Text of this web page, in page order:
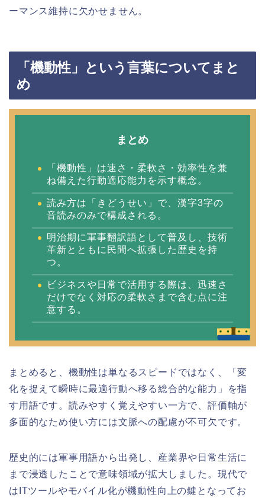
ーマンス維持に欠かせません。
「機動性」という言葉についてまと
め
まとめ
「機動性」は速さ・柔軟さ・効率性を兼
ね備えた行動適応能力を示す概念。
読み方は「きどうせい」で、漢字3字の
音読みのみで構成される。
明治期に軍事翻訳語として普及し、技術
革新とともに民間へ拡張した歴史を持
つ。
ビジネスや日常で活用する際は、迅速さ
だけでなく対応の柔軟さまで含む点に注
意する。
まとめると、機動性は単なるスピードではなく、「変
化を捉えて瞬時に最適行動へ移る総合的な能力」を指
す用語です。読みやすく覚えやすい一方で、評価軸が
多面的なため使い方には文脈への配慮が不可欠です。
歴史的には軍事用語から出発し、産業界や日常生活に
まで浸透したことで意味領域が拡大しました。現代で
はITツールやモバイル化が機動性向上の鍵となってお